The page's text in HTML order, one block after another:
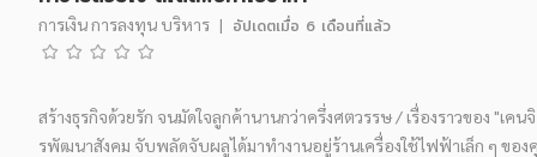
การเงิน การลงทุน บริหาร | อัปเดตเมื่อ 6 เดือนที่แล้ว
สร้างธุรกิจด้วยรัก จนมัดใจลูกค้านานกว่าครึ่งศตวรรษ / เรื่องราวของ "เ
รพัฒนาสังคม จับพลัดจับผลูได้มาทำงานอยู่ร้านเครื่องใช้ไฟฟ้าเล็ก ๆ ของ